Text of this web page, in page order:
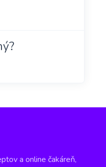
a online čakáreň,